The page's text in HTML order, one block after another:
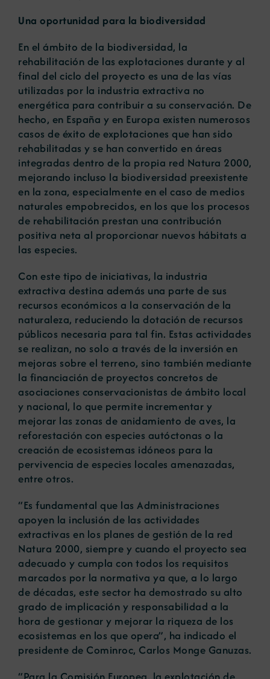
Una oportunidad para la biodiversidad
En el ámbito de la biodiversidad, la
rehabilitación de las explotaciones durante y al
final del ciclo del proyecto es una de las vías
utilizadas por la industria extractiva no
energética para contribuir a su conservación. De
hecho, en España y en Europa existen numerosos
casos de éxito de explotaciones que han sido
rehabilitadas y se han convertido en áreas
integradas dentro de la propia red Natura 2000,
mejorando incluso la biodiversidad preexistente
en la zona, especialmente en el caso de medios
naturales empobrecidos, en los que los procesos
de rehabilitación prestan una contribución
positiva neta al proporcionar nuevos hábitats a
las especies.
Con este tipo de iniciativas, la industria
extractiva destina además una parte de sus
recursos económicos a la conservación de la
naturaleza, reduciendo la dotación de recursos
públicos necesaria para tal fin. Estas actividades
se realizan, no solo a través de la inversión en
mejoras sobre el terreno, sino también mediante
la financiación de proyectos concretos de
asociaciones conservacionistas de ámbito local
y nacional, lo que permite incrementar y
mejorar las zonas de anidamiento de aves, la
reforestación con especies autóctonas o la
creación de ecosistemas idóneos para la
pervivencia de especies locales amenazadas,
entre otros.
“Es fundamental que las Administraciones
apoyen la inclusión de las actividades
extractivas en los planes de gestión de la red
Natura 2000, siempre y cuando el proyecto sea
adecuado y cumpla con todos los requisitos
marcados por la normativa ya que, a lo largo
de décadas, este sector ha demostrado su alto
grado de implicación y responsabilidad a la
hora de gestionar y mejorar la riqueza de los
ecosistemas en los que opera”, ha indicado el
presidente de Cominroc, Carlos Monge Ganuzas.